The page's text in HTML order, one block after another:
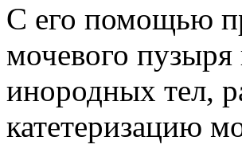
С его помощью
мочевого пузыря
инородных тел,
катетеризацию